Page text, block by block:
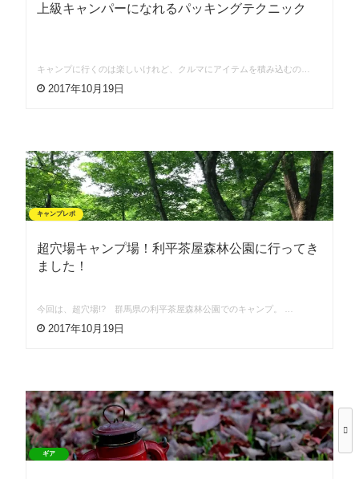
上級キャンパーになれるパッキングテクニック
キャンプに行くのは楽しいけれど、クルマにアイテムを積み込むの…
2017年10月19日
キャンプレポ
超穴場キャンプ場！利平茶屋森林公園に行ってき
ました！
今回は、超穴場!? 群馬県の利平茶屋森林公園でのキャンプ。 …
2017年10月19日
ギア